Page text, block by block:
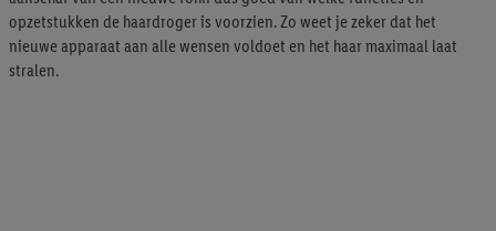
opzetstukken de haardroger is voorzien. Zo weet je zeker dat het
nieuwe apparaat aan alle wensen voldoet en het haar maximaal laat
stralen.